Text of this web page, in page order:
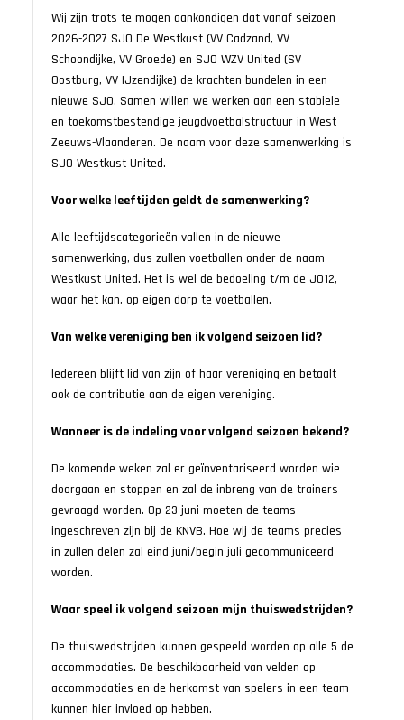
Wij zijn trots te mogen aankondigen dat vanaf seizoen
2026-2027 SJO De Westkust (VV Cadzand, VV
Schoondijke, VV Groede) en SJO WZV United (SV
Oostburg, VV IJzendijke) de krachten bundelen in een
nieuwe SJO. Samen willen we werken aan een stabiele
en toekomstbestendige jeugdvoetbalstructuur in West
Zeeuws-Vlaanderen. De naam voor deze samenwerking is
SJO Westkust United.
Voor welke leeftijden geldt de samenwerking?
Alle leeftijdscategorieën vallen in de nieuwe
samenwerking, dus zullen voetballen onder de naam
Westkust United. Het is wel de bedoeling t/m de JO12,
waar het kan, op eigen dorp te voetballen.
Van welke vereniging ben ik volgend seizoen lid?
Iedereen blijft lid van zijn of haar vereniging en betaalt
ook de contributie aan de eigen vereniging.
Wanneer is de indeling voor volgend seizoen bekend?
De komende weken zal er geïnventariseerd worden wie
doorgaan en stoppen en zal de inbreng van de trainers
gevraagd worden. Op 23 juni moeten de teams
ingeschreven zijn bij de KNVB. Hoe wij de teams precies
in zullen delen zal eind juni/begin juli gecommuniceerd
worden.
Waar speel ik volgend seizoen mijn thuiswedstrijden?
De thuiswedstrijden kunnen gespeeld worden op alle 5 de
accommodaties. De beschikbaarheid van velden op
accommodaties en de herkomst van spelers in een team
kunnen hier invloed op hebben.